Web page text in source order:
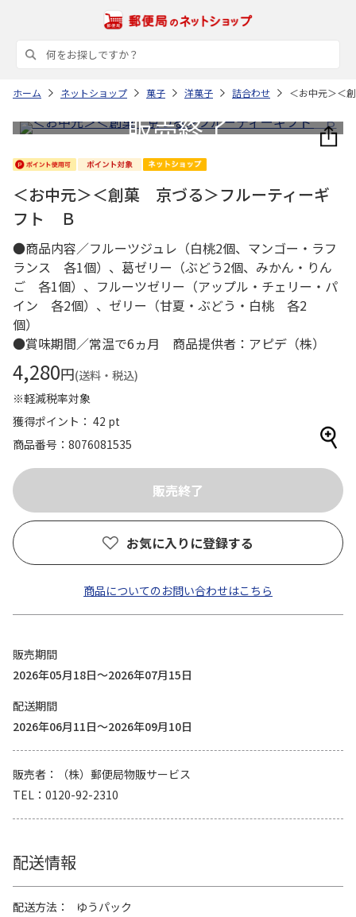
ホーム ネットショップ 菓子 洋菓子 詰合わせ ＜お中元＞＜
＜お中元＞＜創菓 京づる＞フルーティーギ
フト Ｂ
●商品内容／フルーツジュレ（白桃2個、マンゴー・ラフ
ランス 各1個）、葛ゼリー（ぶどう2個、みかん・りん
ご 各1個）、フルーツゼリー（アップル・チェリー・パ
イン 各2個）、ゼリー（甘夏・ぶどう・白桃 各2
個）
●賞味期間／常温で6ヵ月 商品提供者：アピデ（株）
4,280円(送料・税込)
※軽減税率対象
獲得ポイント： 42 pt
商品番号
8076081535
お気に入りに登録する
商品についてのお問い合わせはこちら
販売期間
2026年05月18日～2026年07月15日
配送期間
2026年06月11日～2026年09月10日
販売者
（株）郵便局物販サービス
TEL
0120-92-2310
配送情報
配送方法
ゆうパック